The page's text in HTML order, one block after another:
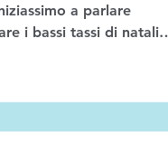
a parlare